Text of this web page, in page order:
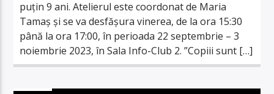
puțin 9 ani. Atelierul este coordonat de Maria
Tamaș și se va desfășura vinerea, de la ora 15:30
până la ora 17:00, în perioada 22 septembrie – 3
noiembrie 2023, în Sala Info-Club 2. ”Copiii sunt […]